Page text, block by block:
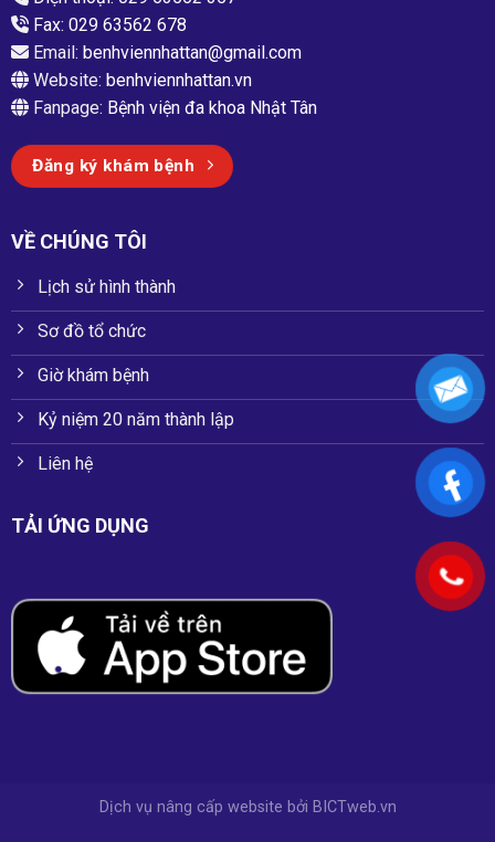
Fax: 029 63562 678
Email: benhviennhattan@gmail.com
Website: benhviennhattan.vn
Fanpage: Bệnh viện đa khoa Nhật Tân
Đăng ký khám bệnh
VỀ CHÚNG TÔI
Lịch sử hình thành
Sơ đồ tổ chức
Giờ khám bệnh
Kỷ niệm 20 năm thành lập
Liên hệ
TẢI ỨNG DỤNG
Dịch vụ nâng cấp website bởi BICTweb.vn